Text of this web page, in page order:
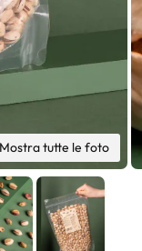
Mostra tutte le foto